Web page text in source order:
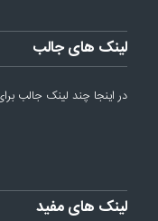
لینک های جالب
در اینجا چند لینک جالب
لینک های مفید